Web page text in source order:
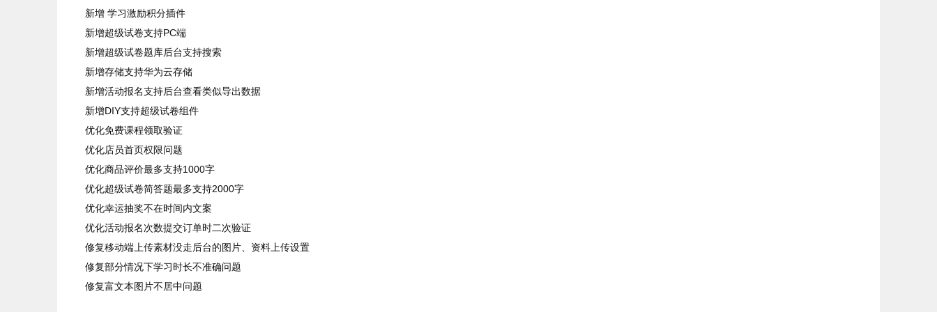
新增 学习激励积分插件
新增超级试卷支持PC端
新增超级试卷题库后台支持搜索
新增存储支持华为云存储
新增活动报名支持后台查看类似导出数据
新增DIY支持超级试卷组件
优化免费课程领取验证
优化店员首页权限问题
优化商品评价最多支持1000字
优化超级试卷简答题最多支持2000字
优化幸运抽奖不在时间内文案
优化活动报名次数提交订单时二次验证
修复移动端上传素材没走后台的图片、资料上传设置
修复部分情况下学习时长不准确问题
修复富文本图片不居中问题